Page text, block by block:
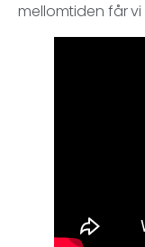
mellomtiden får vi